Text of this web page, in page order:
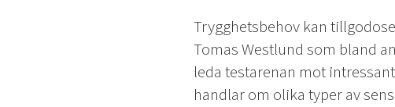
Trygghetsbehov kan
Tomas Westlund som bland
leda testarenan mot
handlar om olika typer av